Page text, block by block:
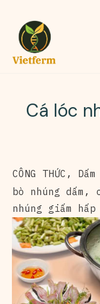
Cá lóc
CÔNG THỨC ,
bò nhúng dấm ,
nhúng giấm hấp